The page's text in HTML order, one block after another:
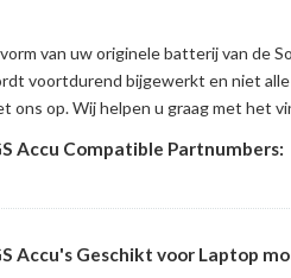
van uw originele batterij van de
voortdurend bijgewerkt en niet
ons op. Wij helpen u graag met het
Accu Compatible Partnumbers:
Accu's Geschikt voor Laptop